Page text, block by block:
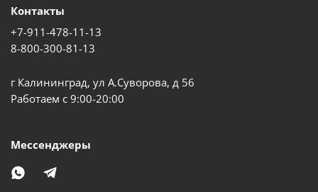
Контакты
+7-911-478-11-13
8-800-300-81-13
г Калининград, ул А.Суворова, д 56
Работаем с 9:00-20:00
Мессенджеры